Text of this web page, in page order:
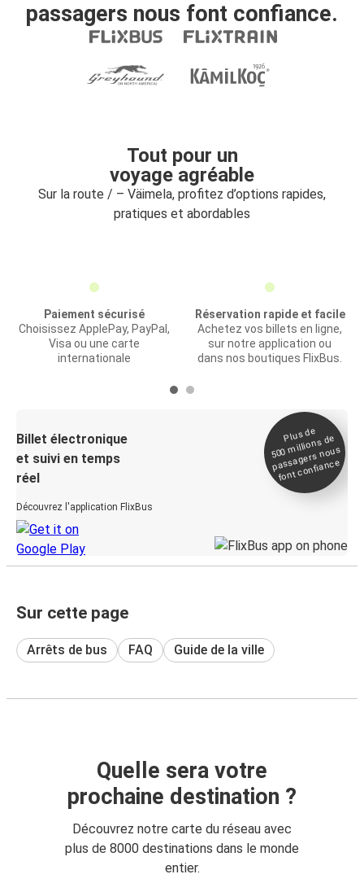
passagers nous font confiance.
Tout pour un
voyage agréable
Sur la route / – Väimela, profitez d’options rapides,
pratiques et abordables
Paiement sécurisé
Choisissez ApplePay, PayPal,
Visa ou une carte
internationale
Réservation rapide et facile
Achetez vos billets en ligne,
sur notre application ou
dans nos boutiques FlixBus.
Billet électronique
et suivi en temps
réel
Découvrez l'application FlixBus
Plus de
500
millions de
passagers nous
font confiance
Sur cette page
Arrêts de bus FAQ Guide de la ville
Quelle sera votre
prochaine destination ?
Découvrez notre carte du réseau avec
plus de 8000 destinations dans le monde
entier.